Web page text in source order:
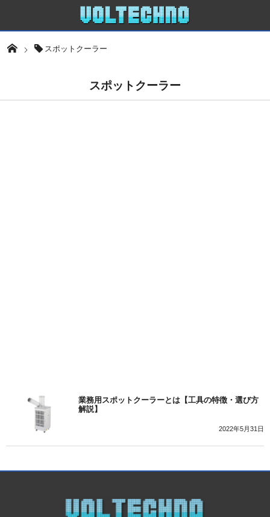
スポットクーラー
スポットクーラー
業務用スポットクーラーとは【工具の特徴・選び方
解説】
2022年5月31日